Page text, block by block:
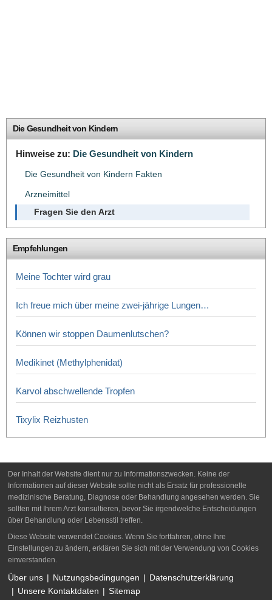
Die Gesundheit von Kindern
Hinweise zu: Die Gesundheit von Kindern
Die Gesundheit von Kindern Fakten
Arzneimittel
Fragen Sie den Arzt
Empfehlungen
Meine Tochter wird grau
Ich freue mich über meine zwei-jährige Lungen…
Können wir stoppen Daumenlutschen?
Medikinet (Methylphenidat)
Karvol abschwellende Tropfen
Tixylix Reizhusten
Der Inhalt der Website dient nur zu Informationszwecken. Keine der
Informationen auf dieser Website sollte nicht als Ersatz für professionelle
medizinische Beratung, Diagnose oder Behandlung angesehen werden. Sie
sollten mit Ihrem Arzt konsultieren, bevor Sie irgendwelche Entscheidungen
über Behandlung oder Lebensstil treffen.
Diese Website verwendet Cookies. Wenn Sie fortfahren, ohne Ihre
Einstellungen zu ändern, erklären Sie sich mit der Verwendung von Cookies
einverstanden.
Über uns Nutzungsbedingungen
Datenschutzerklärung
Unsere Kontaktdaten
Sitemap